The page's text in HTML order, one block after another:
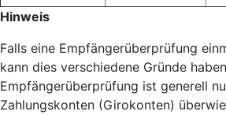
Hinweis
Falls eine Empfängerüberprüfung
kann dies verschiedene Gründe
Empfängerüberprüfung ist generell
Zahlungskonten (Girokonten)